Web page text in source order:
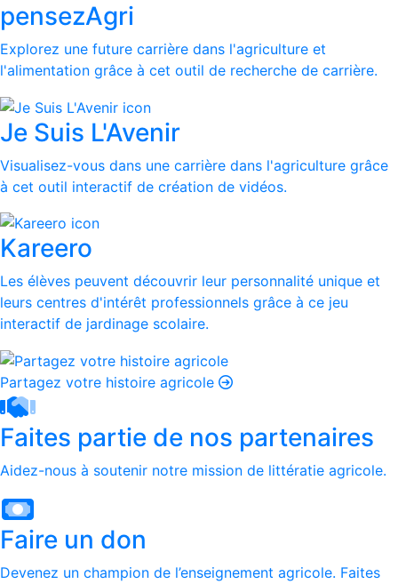
pensezAgri
Explorez une future carrière dans l'agriculture et
l'alimentation grâce à cet outil de recherche de carrière.
Je Suis L'Avenir
Visualisez-vous dans une carrière dans l'agriculture grâce
à cet outil interactif de création de vidéos.
Kareero
Les élèves peuvent découvrir leur personnalité unique et
leurs centres d'intérêt professionnels grâce à ce jeu
interactif de jardinage scolaire.
Partagez votre histoire agricole
Faites partie de nos partenaires
Aidez-nous à soutenir notre mission de littératie agricole.
Faire un don
Devenez un champion de l’enseignement agricole. Faites